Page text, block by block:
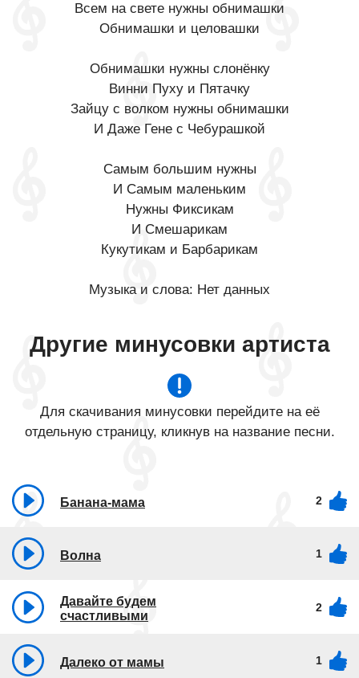
Всем на свете нужны обнимашки
Обнимашки и целовашки
Обнимашки нужны слонёнку
Винни Пуху и Пятачку
Зайцу с волком нужны обнимашки
И Даже Гене с Чебурашкой
Самым большим нужны
И Самым маленьким
Нужны Фиксикам
И Смешарикам
Кукутикам и Барбарикам
Музыка и слова: Нет данных
Другие минусовки артиста
Для скачивания минусовки перейдите на её
отдельную страницу, кликнув на название песни.
Банана-мама 2
Волна 1
Давайте будем
счастливыми
2
Далеко от мамы 1